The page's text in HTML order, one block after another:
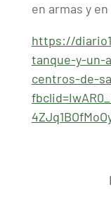
en armas y
https://
tanque-y-un-
centros-de-